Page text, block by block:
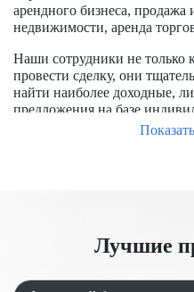
арендного бизнеса, продажа
недвижимости, аренда
Наши сотрудники не только
провести сделку, они
найти наиболее доходные,
предложения на базе
сделок, помогли купить и
Лучшие